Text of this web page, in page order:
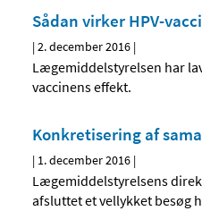
Sådan virker HPV-
|2. december 2016 |
Lægemiddelstyrelsen har
vaccinens effekt.
Konkretisering af
| 1. december 2016 |
Lægemiddelstyrelsens
afsluttet et vellykket besøg